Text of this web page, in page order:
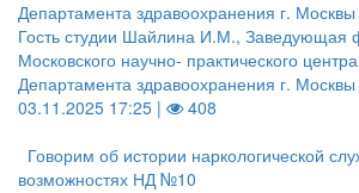
Гость студии Шайлина И.М.,
Московского научно- практического
Департамента здравоохранения г. Москвы
03.11.2025 17:25 |
408
Говорим об истории наркологической
возможностях НД №10